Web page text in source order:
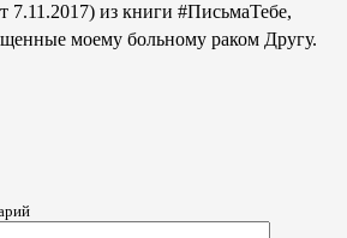
7.11.2017) из книги #ПисьмаТебе,
моему больному раком Другу.